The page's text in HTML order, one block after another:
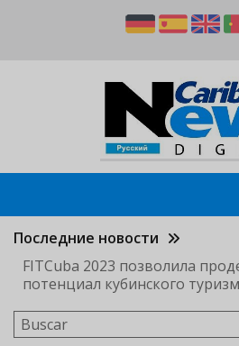
Последние новости
FITCuba 2023 позволила
потенциал кубинского
Buscar